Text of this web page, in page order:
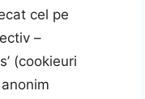
cel pe
–
(cookieuri